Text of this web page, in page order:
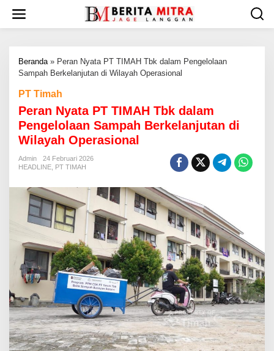
w
Beranda» Peran Nyata PT TIMAH Tbk dalam Pengelolaan
Sampah Berkelanjutan di Wilayah Operasional
PT Timah
Peran Nyata PT TIMAH Tbk dalam
Pengelolaan Sampah Berkelanjutan di
Wilayah Operasional
Admin
24 Februari 2026
HEADLINE PT TIMAH